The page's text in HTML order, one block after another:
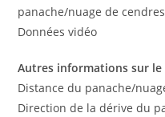
panache/nuage de
Données vidéo
Autres informations sur le
Distance du panache/
Direction de la dérive du